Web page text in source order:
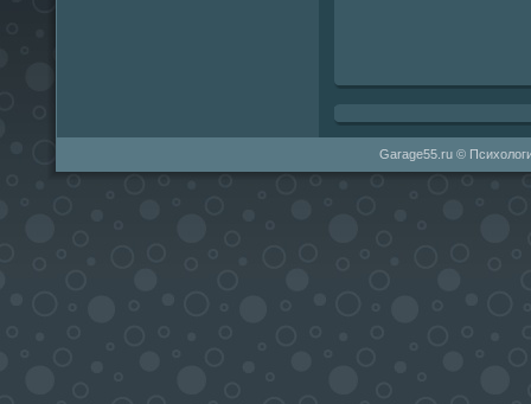
Garage55.ru ©